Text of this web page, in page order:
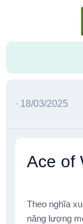
· 18/03/2025
Ace of
Theo nghĩa
năng lượng